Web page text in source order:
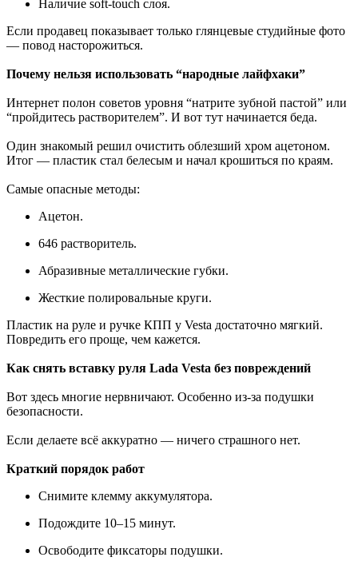
Наличие soft-touch слоя.
Если продавец показывает только глянцевые студийные фото
— повод насторожиться.
Почему нельзя использовать “народные лайфхаки”
Интернет полон советов уровня “натрите зубной пастой” или
“пройдитесь растворителем”. И вот тут начинается беда.
Один знакомый решил очистить облезший хром ацетоном.
Итог — пластик стал белесым и начал крошиться по краям.
Самые опасные методы:
Ацетон.
646 растворитель.
Абразивные металлические губки.
Жесткие полировальные круги.
Пластик на руле и ручке КПП у Vesta достаточно мягкий.
Повредить его проще, чем кажется.
Как снять вставку руля Lada Vesta без повреждений
Вот здесь многие нервничают. Особенно из-за подушки
безопасности.
Если делаете всё аккуратно — ничего страшного нет.
Краткий порядок работ
Снимите клемму аккумулятора.
Подождите 10–15 минут.
Освободите фиксаторы подушки.